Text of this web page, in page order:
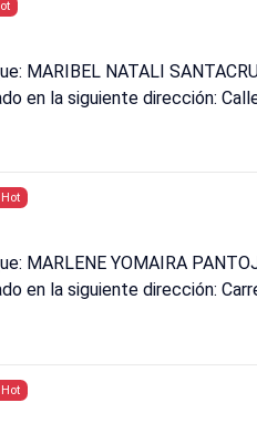
MARIBEL NATALI
en la siguiente dirección:
Hot
MARLENE YOMAIRA
en la siguiente dirección:
Hot